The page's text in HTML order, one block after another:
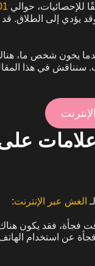
للإحصائيات، حوالي
يؤدي إلى الطلاق. قد
يخون شخص ما،
سنناقش في هذا
الخيانة عبر الإنترنت:
الغش عبر الإنترنت:
فجأة، فقد يكون
عن استخدام الهاتف